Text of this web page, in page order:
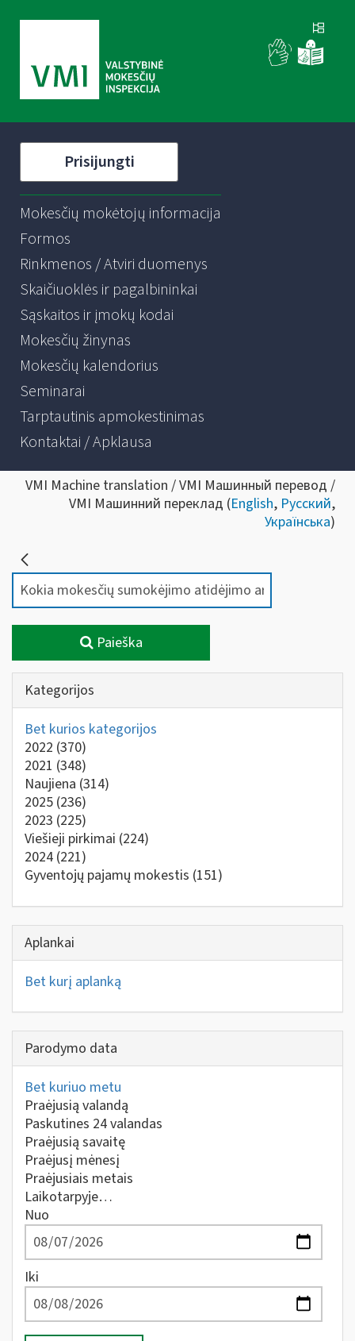
Prisijungti
Mokesčių mokėtojų informacija
Formos
Rinkmenos / Atviri duomenys
Skaičiuoklės ir pagalbininkai
Sąskaitos ir įmokų kodai
Mokesčių žinynas
Mokesčių kalendorius
Seminarai
Tarptautinis apmokestinimas
Kontaktai / Apklausa
VMI Machine translation / VMI Машинный перевод /
VMI Машинний переклад (English, Русский,
Українська)
Paieška
Kategorijos
Bet kurios kategorijos
2022 (370)
2021 (348)
Naujiena (314)
2025 (236)
2023 (225)
Viešieji pirkimai (224)
2024 (221)
Gyventojų pajamų mokestis (151)
Aplankai
Bet kurį aplanką
Parodymo data
Bet kuriuo metu
Praėjusią valandą
Paskutines 24 valandas
Praėjusią savaitę
Praėjusį mėnesį
Praėjusiais metais
Laikotarpyje…
Nuo
Iki